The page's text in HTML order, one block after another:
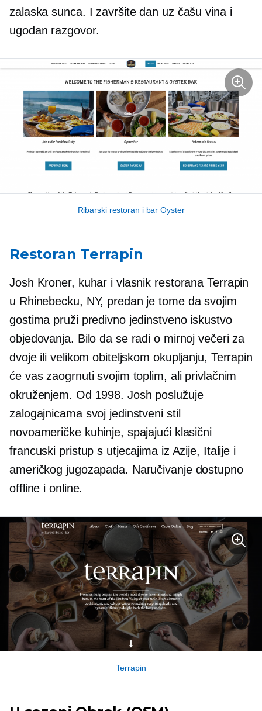
zalaska sunca. I završite dan uz čašu vina i
ugodan razgovor.
Ribarski restoran i bar Oyster
Restoran Terrapin
Josh Kroner, kuhar i vlasnik restorana Terrapin
u Rhinebecku, NY, predan je tome da svojim
gostima pruži predivno jedinstveno iskustvo
objedovanja. Bilo da se radi o mirnoj večeri za
dvoje ili velikom obiteljskom okupljanju, Terrapin
će vas zaogrnuti svojim toplim, ali privlačnim
okruženjem. Od 1998. Josh poslužuje
zalogajnicama svoj jedinstveni stil
novoameričke kuhinje, spajajući klasični
francuski pristup s utjecajima iz Azije, Italije i
američkog jugozapada. Naručivanje dostupno
offline i online.
Terrapin